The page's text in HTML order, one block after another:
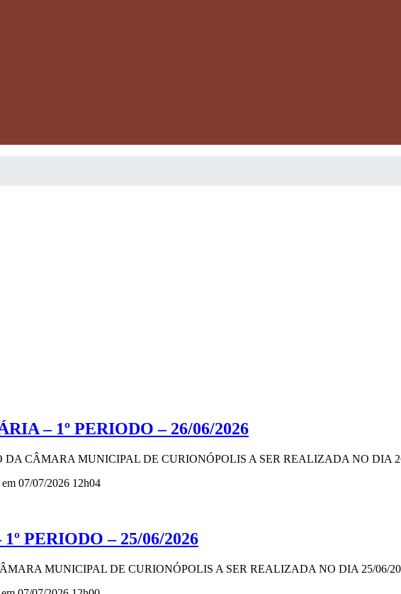
– 1º PERIODO – 26/06/2026
DA CÂMARA MUNICIPAL DE CURIONÓPOLIS A SER REALIZADA NO DIA
07/07/2026 12h04
PERIODO – 25/06/2026
MUNICIPAL DE CURIONÓPOLIS A SER REALIZADA NO DIA 25/06/